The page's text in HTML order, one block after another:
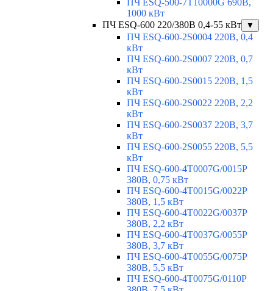
ПЧ ESQ-500-7T10000G 690В,
1000 кВт
ПЧ ESQ-600 220/380В 0,4-55 кВт
▼
ПЧ ESQ-600-2S0004 220В, 0,4
кВт
ПЧ ESQ-600-2S0007 220В, 0,7
кВт
ПЧ ESQ-600-2S0015 220В, 1,5
кВт
ПЧ ESQ-600-2S0022 220В, 2,2
кВт
ПЧ ESQ-600-2S0037 220В, 3,7
кВт
ПЧ ESQ-600-2S0055 220В, 5,5
кВт
ПЧ ESQ-600-4T0007G/0015P
380В, 0,75 кВт
ПЧ ESQ-600-4T0015G/0022P
380В, 1,5 кВт
ПЧ ESQ-600-4T0022G/0037P
380В, 2,2 кВт
ПЧ ESQ-600-4T0037G/0055P
380В, 3,7 кВт
ПЧ ESQ-600-4T0055G/0075P
380В, 5,5 кВт
ПЧ ESQ-600-4T0075G/0110P